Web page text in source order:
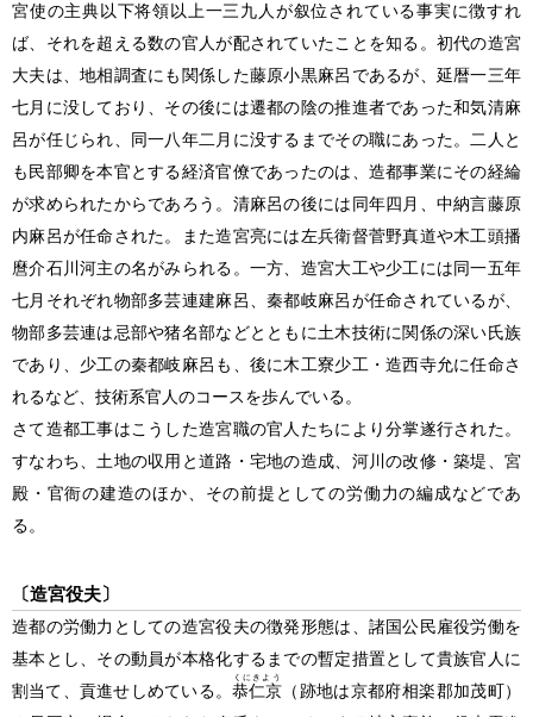
宮使の主典以下将領以上一三九人が叙位されている事実に徴すれ
ば、それを超える数の官人が配されていたことを知る。初代の造宮
大夫は、地相調査にも関係した藤原小黒麻呂であるが、延暦一三年
七月に没しており、その後には遷都の陰の推進者であった和気清麻
呂が任じられ、同一八年二月に没するまでその職にあった。二人と
も民部卿を本官とする経済官僚であったのは、造都事業にその経綸
が求められたからであろう。清麻呂の後には同年四月、中納言藤原
内麻呂が任命された。また造宮亮には左兵衛督菅野真道や木工頭播
麿介石川河主の名がみられる。一方、造宮大工や少工には同一五年
七月それぞれ物部多芸連建麻呂、秦都岐麻呂が任命されているが、
物部多芸連は忌部や猪名部などとともに土木技術に関係の深い氏族
であり、少工の秦都岐麻呂も、後に木工寮少工・造西寺允に任命さ
れるなど、技術系官人のコースを歩んでいる。
さて造都工事はこうした造宮職の官人たちにより分掌遂行された。
すなわち、土地の収用と道路・宅地の造成、河川の改修・築堤、宮
殿・官衙の建造のほか、その前提としての労働力の編成などであ
る。
〔造宮役夫〕
造都の労働力としての造宮役夫の徴発形態は、諸国公民雇役労働を
基本とし、その動員が本格化するまでの暫定措置として貴族官人に
割当て、貢進せしめている。 恭仁京
くにきよう
（跡地は京都府相楽郡加茂町）